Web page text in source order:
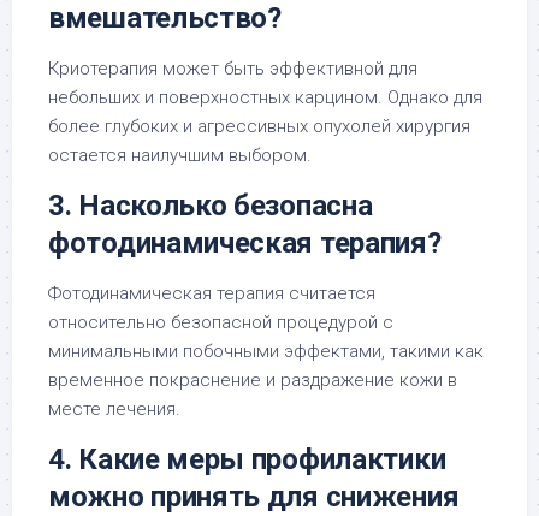
вмешательство?
Криотерапия может быть эффективной для
небольших и поверхностных карцином. Однако для
более глубоких и агрессивных опухолей хирургия
остается наилучшим выбором.
3. Насколько безопасна
фотодинамическая терапия?
Фотодинамическая терапия считается
относительно безопасной процедурой с
минимальными побочными эффектами, такими как
временное покраснение и раздражение кожи в
месте лечения.
4. Какие меры профилактики
можно принять для снижения